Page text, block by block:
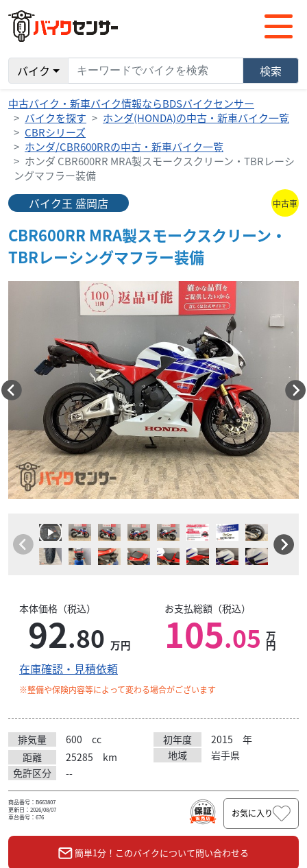
バイク 検索
中古バイク・新車バイク情報ならBDSバイクセンサー
バイクを探す
ホンダ(HONDA)の中古・新車バイク一覧
CBRシリーズ
ホンダ/CBR600RRの中古・新車バイク一覧
ホンダ CBR600RR MRA製スモークスクリーン・TBRレーシ
ングマフラー装備
バイク王 盛岡店 中古車
CBR600RR MRA製スモークスクリーン・
TBRレーシングマフラー装備
本体価格（税込）
92.80 万円
お支払総額（税込）
105.05 万
円
在庫確認・見積依頼
※整備や保険内容等によって変わる場合がございます
排気量 600 cc 初年度 2015
年
距離
25285 km 地域
岩手県
免許区分
--
商品番号：B663807
更新日：2026/08/07
車台番号：676
お気に入り
簡単1分！このバイクについて問い合わせる